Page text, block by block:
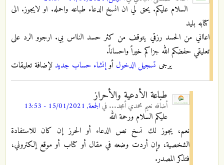
السلام عليكم. يحق لي ان انسخ الدعاء طباعه واحمله. او لايجوز. الى
كتابه بليد
اعااني من الحسد رزقي يتوقف من كثر حسد النااس بي. ارجوو الرد على
تعليقي حفضكم الله جزاكم خيراً واحساناً.
يرجى تسجيل الدخول أوإنشاء حساب جديد لإضافة تعليقات
طباعة الأدعية والأحراز
أضافه نعيم محمدي أمجد... فيالجمعة, 15/01/2021 - 13:53
عليكم السلام ورحمة الله
نعم، يجوز لك نسخ نص الدعاء أو الحرز إن كان للاستفادة
الشخصية، وإن أردت وضعه في مقال أو كتاب أو موقع إلكتروني،
فتذكر المصدر.